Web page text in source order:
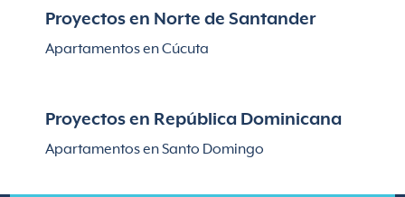
Proyectos en Norte de Santander
Apartamentos en Cúcuta
Proyectos en República Dominicana
Apartamentos en Santo Domingo